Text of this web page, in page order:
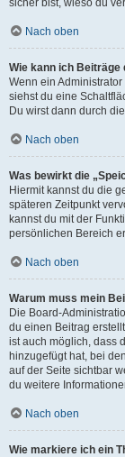
sicher bist, wieso du
Nach oben
Wie kann ich Beiträge
Wenn ein
siehst du eine
Du wirst dann durch
Nach oben
Was bewirkt die
Hiermit kannst du die
späteren Zeitpunkt
kannst du mit der
persönlichen Bereich
Nach oben
Warum muss mein
Die Board-
du einen Beitrag
ist auch möglich, dass
hinzugefügt hat, bei
auf der Seite sichtbar
du weitere
Nach oben
Wie markiere ich ein